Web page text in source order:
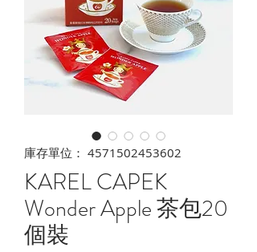
庫存單位： 4571502453602
KAREL CAPEK
Wonder Apple 茶包20
個裝